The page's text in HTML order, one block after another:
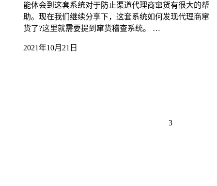
能体会到这套系统对于防止渠道代理商窜货有很大的帮
助。现在我们继续分享下，这套系统如何发现代理商窜
货了?这里就需要提到窜货稽查系统。 …
2021年10月21日
3